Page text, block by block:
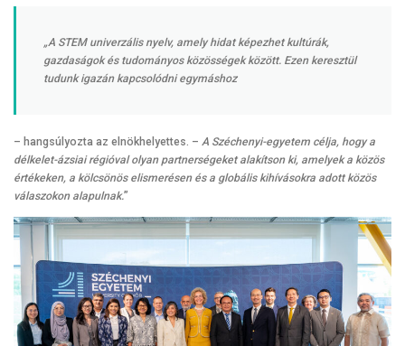
„A STEM univerzális nyelv, amely hidat képezhet kultúrák,
gazdaságok és tudományos közösségek között. Ezen keresztül
tudunk igazán kapcsolódni egymáshoz
– hangsúlyozta az elnökhelyettes. – A Széchenyi-egyetem célja, hogy a
délkelet-ázsiai régióval olyan partnerségeket alakítson ki, amelyek a közös
értékeken, a kölcsönös elismerésen és a globális kihívásokra adott közös
válaszokon alapulnak.”